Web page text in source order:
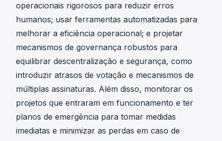
operacionais rigorosos para reduzir erros
humanos; usar ferramentas automatizadas para
melhorar a eficiência operacional; e projetar
mecanismos de governança robustos para
equilibrar descentralização e segurança, como
introduzir atrasos de votação e mecanismos de
múltiplas assinaturas. Além disso, monitorar os
projetos que entraram em funcionamento e ter
planos de emergência para tomar medidas
imediatas e minimizar as perdas em caso de